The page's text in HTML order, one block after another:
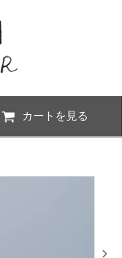
カートを見る